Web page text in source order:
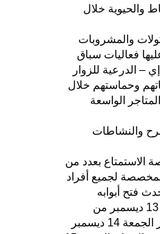
والحيوية خلال
والمشروبات
فعاليات سباق
– الدرعية للزوار
وحماستهم خلال
الواسعة
والنشاطات
الاستمتاع بعدد من
لجميع أفراد
فتح أبوابه
للجمهور منذ الخميس 13 ديسمبر من
الساعة 4 عصرا، ونهار الجمعة 14 ديسمبر